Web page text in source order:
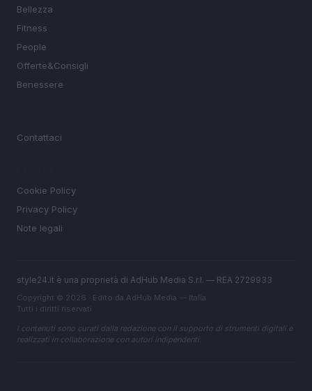
Bellezza
Fitness
People
Offerte&Consigli
Benessere
Contattaci
Cookie Policy
Privacy Policy
Note legali
style24.it è una proprietà di AdHub Media S.r.l. — REA 2729933
Copyright © 2026 · Edito da AdHub Media — Italia
Tutti i diritti riservati
I contenuti sono curati dalla redazione con il supporto di strumenti digitali e
realizzati in collaborazione con autori indipendenti.